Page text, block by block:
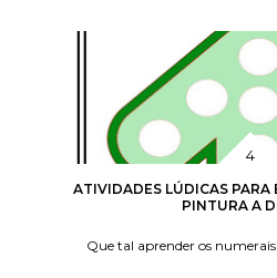
ATIVIDADES LÚDICAS
PINTURA A
Que tal aprender os